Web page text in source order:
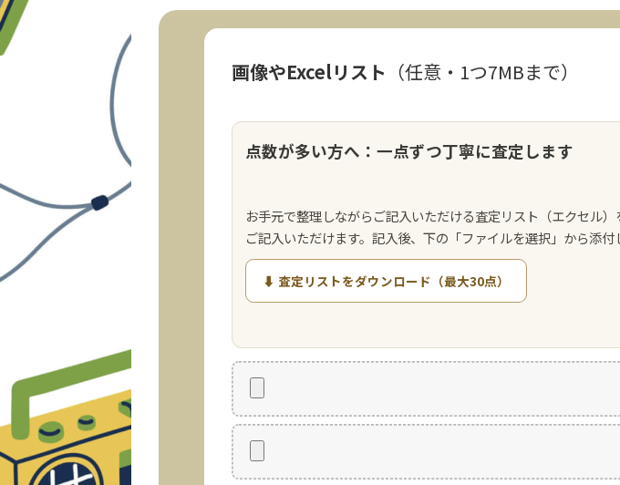
画像やExcelリスト （任意・1つ7MBまで）
点数が多い方へ：一点ずつ丁寧に査定します
お手元で整理しながらご記入いただける査定リスト（エクセル
ご記入いただけます。記入後、下の「ファイルを選択」から添付
⬇ 査定リストをダウンロード（最大30点）